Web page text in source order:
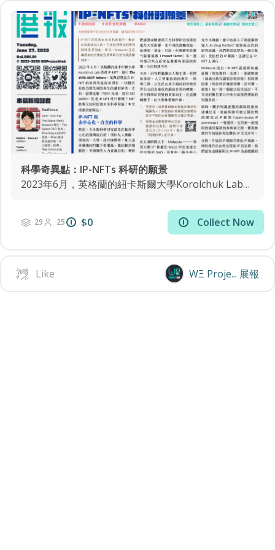
科學奇異點：IP-NFTs 科研的願景
2023年6月，英格蘭的紐卡斯爾大學Korolchuk Lab透過IP-NFT，發行The VITA-FAST...
29 25 $0 Collect Now
Like WΞ Proje... 展報